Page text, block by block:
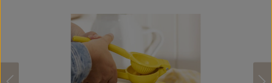
Bildergalerie überspringen